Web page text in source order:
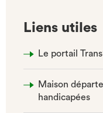
Liens utiles
Le portail
Maison
handicapées